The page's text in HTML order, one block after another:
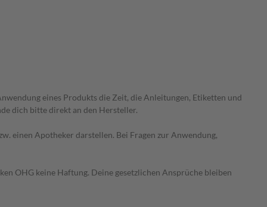
eines Produkts die Zeit, die Anleitungen, Etiketten und
dich bitte direkt an den Hersteller.
einen Apotheker darstellen. Bei Fragen zur Anwendung,
OHG keine Haftung. Deine gesetzlichen Ansprüche bleiben